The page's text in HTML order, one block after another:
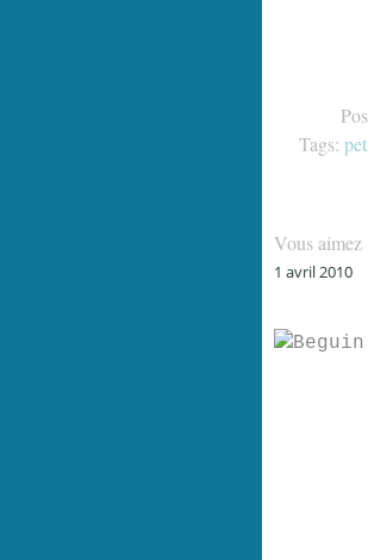
Tags:
Vous aimez
1 avril 2010